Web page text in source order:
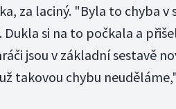
za laciný. "Byla to chyba v
si na to počkala a
jsou v základní sestavě
takovou chybu